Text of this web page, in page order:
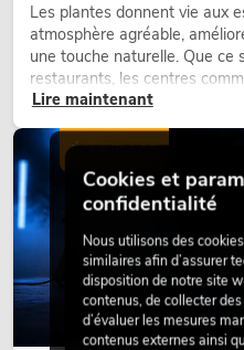
Les plantes donnent vie aux
atmosphère agréable,
une touche naturelle. Que ce
restaurants, les centres
bureaux ou sur les stands
qualité fait depuis longtemps
d’aménagement modernes.
Lire maintenant
ÉCLAIRAGE
Cookies et
confidentialité
Nous utilisons des
similaires afin d’assurer
disposition de notre site
contenus, de collecter
d’évaluer les mesures
contenus externes ainsi